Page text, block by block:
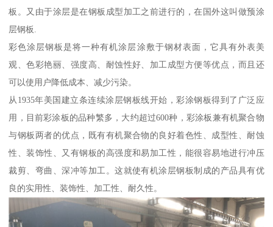
板。又由于涂层是在钢板成型加工之前进行的，在国外这叫做预涂
层钢板.
彩色涂层钢板是将一种有机涂层涂敷于钢材表面，它具有外表美
观、色彩艳丽、强度高、耐蚀性好、加工成型方便等优点，而且还
可以使用户降低成本、减少污染。
从1935年美国建立条连续涂层钢板线开始，彩涂钢板得到了广泛应
用，目前彩涂板的品种繁多，大约超过600种，彩涂板兼有机聚合物
与钢板两者的优点，既有有机聚合物的良好着色性、成型性、耐蚀
性、装饰性、又有钢板的高强度和易加工性，能很容易地进行冲压
裁剪、弯曲、深冲等加工。这就使有机涂层钢板制成的产品具有优
良的实用性、装饰性、加工性、耐久性。